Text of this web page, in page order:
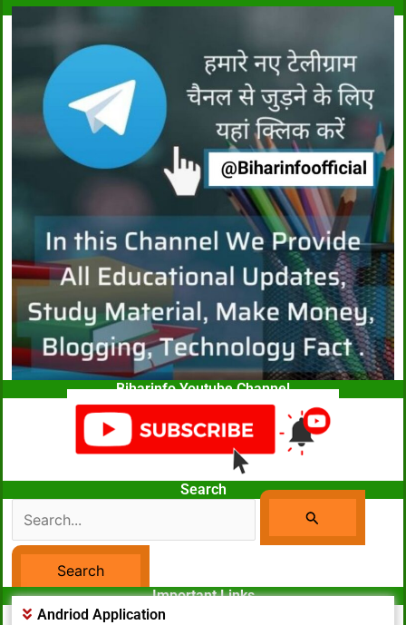
Biharinfo Youtube Channel
Search
Search
For:
Facebook Page
Important Links
Andriod Application